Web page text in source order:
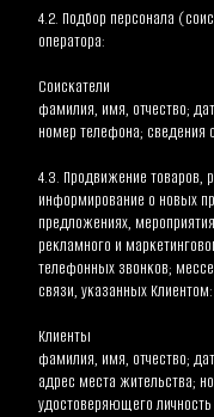
4.2. Подбор персонала
оператора:
Соискатели
фамилия, имя, отчество;
номер телефона; сведения
4.3. Продвижение товаров,
информирование о новых
предложениях,
рекламного и
телефонных звонков;
связи, указанных Клиентом:
Клиенты
фамилия, имя, отчество;
адрес места жительства;
удостоверяющего личность